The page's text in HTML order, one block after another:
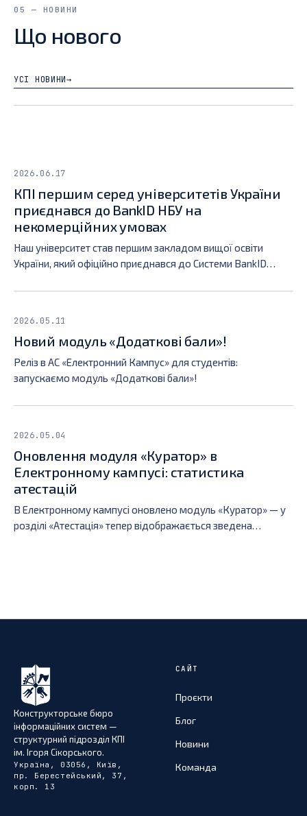
05 — НОВИНИ
Що нового
УСІ НОВИНИ→
2026.06.17
КПІ першим серед університетів України
приєднався до BankID НБУ на
некомерційних умовах
Наш університет став першим закладом вищої освіти
України, який офіційно приєднався до Системи BankID
абонента-надавача послуг. Ініціатором підключення КПІ
2026.05.11
Новий модуль «Додаткові бали»!
Реліз в АС «Електронний Кампус» для студентів:
запускаємо модуль «Додаткові бали»!
2026.05.04
Оновлення модуля «Куратор» в
Електронному кампусі: статистика
атестацій
В Електронному кампусі оновлено модуль «Куратор» — у
розділі «Атестація» тепер відображається зведена
Конструкторське бюро
інформаційних систем —
структурний підрозділ КПІ
ім. Ігоря Сікорського.
Україна, 03056, Київ,
пр. Берестейський, 37,
корп. 13
САЙТ
Проєкти
Блог
Новини
Команда